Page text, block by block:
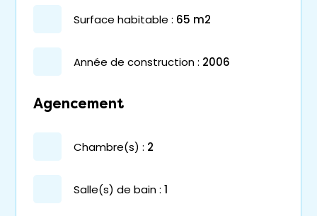
surface habitable : 65 m2
année de construction : 2006
Agencement
chambre(s) : 2
salle(s) de bain : 1